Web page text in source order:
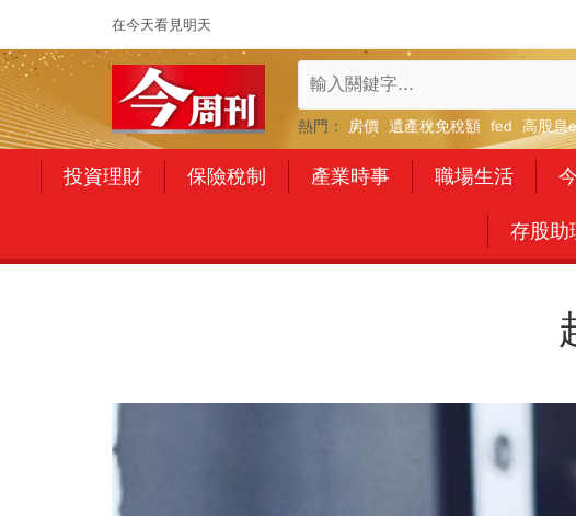
在今天看見明天
熱門： 房價 遺產稅免稅額 fed 高股息
投資理財 保險稅制 產業時事 職場生活
存股助